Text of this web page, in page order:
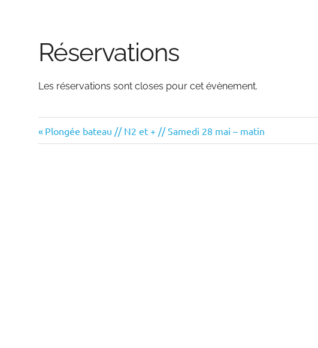
Réservations
Les réservations sont closes pour cet évènement.
Navigation
Previous
Post:
Plongée bateau // N2 et + // Samedi 28 mai – matin